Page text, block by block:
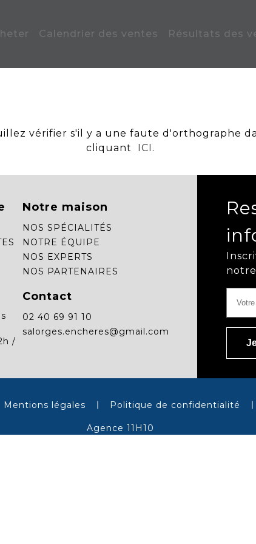
Calendrier des ventes Résultats des
vérifier s'il y a une faute d'orthographe
cliquant
ICI .
Notre maison
NOS SPÉCIALITÉS
NOTRE ÉQUIPE
NOS EXPERTS
NOS PARTENAIRES
/
Contact
02 40 69 91 10
salorges.encheres@gmail.com
Mentions légales Politique de confidentialité
Agence 11H10